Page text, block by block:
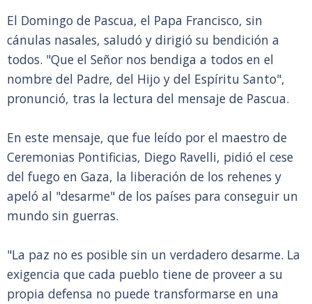
El Domingo de Pascua, el Papa Francisco, sin
cánulas nasales, saludó y dirigió su bendición a
todos. "Que el Señor nos bendiga a todos en el
nombre del Padre, del Hijo y del Espíritu Santo",
pronunció, tras la lectura del mensaje de Pascua.
En este mensaje, que fue leído por el maestro de
Ceremonias Pontificias, Diego Ravelli, pidió el cese
del fuego en Gaza, la liberación de los rehenes y
apeló al "desarme" de los países para conseguir un
mundo sin guerras.
"La paz no es posible sin un verdadero desarme. La
exigencia que cada pueblo tiene de proveer a su
propia defensa no puede transformarse en una